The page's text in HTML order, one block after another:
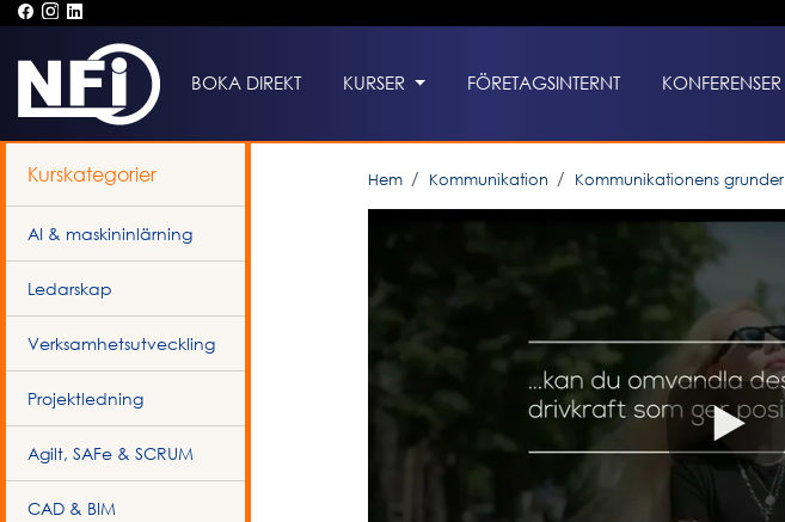
BOKA DIREKT KURSER FÖRETAGSINTERNT KONFERENSER
Kurskategorier
AI & maskininlärning
Ledarskap
Verksamhetsutveckling
Projektledning
Agilt, SAFe & SCRUM
CAD & BIM
Hem Kommunikation Kommunikationens grunder